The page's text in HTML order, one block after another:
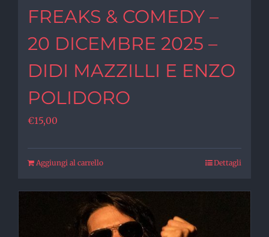
FREAKS & COMEDY –
20 DICEMBRE 2025 –
DIDI MAZZILLI E ENZO
POLIDORO
€15,00
Aggiungi al carrello Dettagli